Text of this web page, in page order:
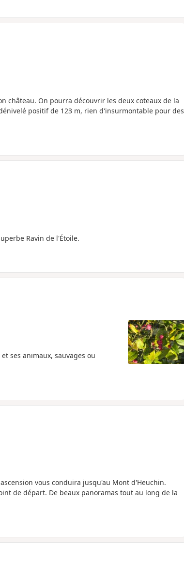
château. On pourra découvrir les deux coteaux de la
positif de 123 m, rien d'insurmontable pour des
Ravin de l'Étoile.
ses animaux, sauvages ou
vous conduira jusqu'au Mont d'Heuchin.
de départ. De beaux panoramas tout au long de la